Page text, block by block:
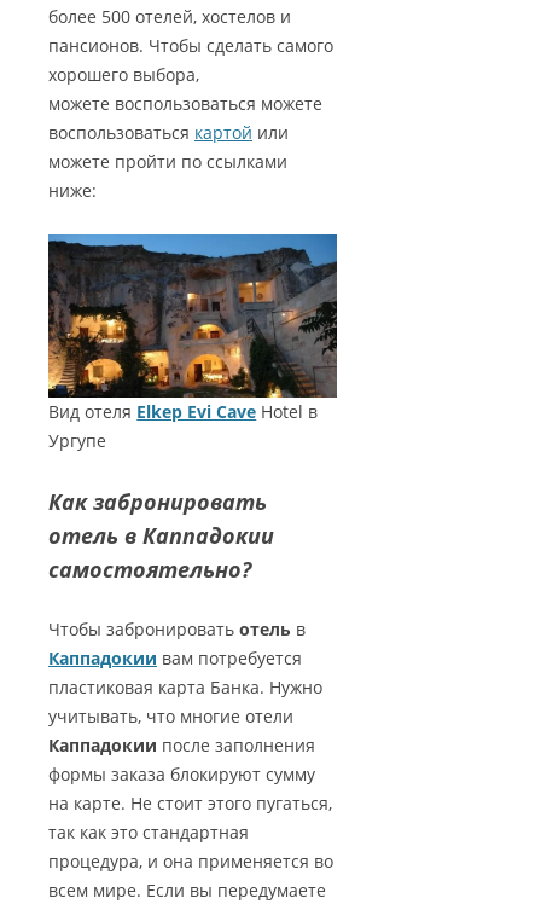
более 500 отелей, хостелов и
пансионов. Чтобы сделать самого
хорошего выбора,
можете воспользоваться можете
воспользоваться картой или
можете пройти по ссылками
ниже:
Вид отеля Elkep Evi Cave Hotel в
Ургупе
Как забронировать
отель в Каппадокии
самостоятельно?
Чтобы забронировать отель в
Каппадокии вам потребуется
пластиковая карта Банка. Нужно
учитывать, что многие отели
Каппадокии после заполнения
формы заказа блокируют сумму
на карте. Не стоит этого пугаться,
так как это стандартная
процедура, и она применяется во
всем мире. Если вы передумаете